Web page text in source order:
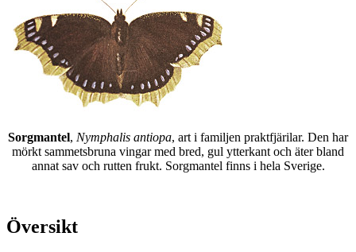
Sorgmantel, Nymphalis antiopa, art i familjen praktfjärilar. Den har
mörkt sammetsbruna vingar med bred, gul ytterkant och äter bland
annat sav och rutten frukt. Sorgmantel finns i hela Sverige.
Översikt